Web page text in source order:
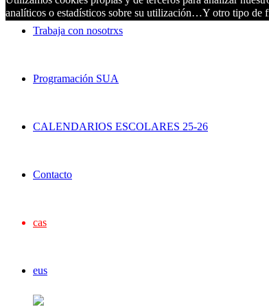
Trabaja con nosotrxs
Programación SUA
CALENDARIOS ESCOLARES 25-26
Contacto
cas
eus
analíticos o estadísticos sobre su utilización…Y otro tipo de